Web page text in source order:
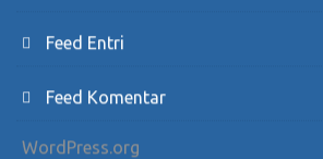
Feed Entri
Feed Komentar
WordPress.org